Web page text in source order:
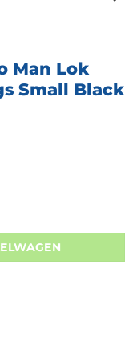
Man Lok
Small Black
Model Flap Wings